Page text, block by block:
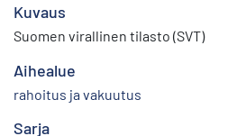
Kuvaus
Suomen virallinen tilasto (SVT)
Aihealue
rahoitus ja vakuutus
Sarja